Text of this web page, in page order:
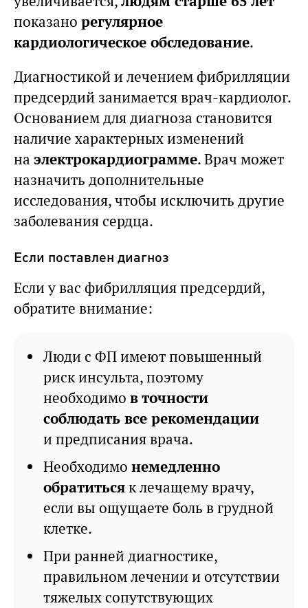
показано регулярное
кардиологическое обследование.
Диагностикой и лечением фибрилляции
предсердий занимается врач-кардиолог.
Основанием для диагноза становится
наличие характерных изменений
на электрокардиограмме. Врач может
назначить дополнительные
исследования, чтобы исключить другие
заболевания сердца.
Если поставлен диагноз
Если у вас фибрилляция предсердий,
обратите внимание:
Люди с ФП имеют повышенный
риск инсульта, поэтому
необходимо в точности
соблюдать все рекомендации
и предписания врача.
Необходимо немедленно
обратитьсяк лечащему врачу,
если вы ощущаете боль в грудной
клетке.
При ранней диагностике,
правильном лечении и отсутствии
тяжелых сопутствующих